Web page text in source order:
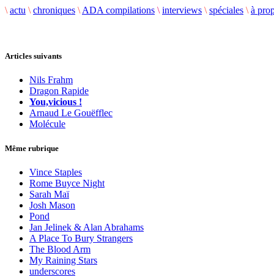
\ actu \ chroniques \ ADA compilations \ interviews \ spéciales \ à
Articles suivants
Nils Frahm
Dragon Rapide
You,vicious !
Arnaud Le Gouëfflec
Molécule
Même rubrique
Vince Staples
Rome Buyce Night
Sarah Maï
Josh Mason
Pond
Jan Jelinek & Alan Abrahams
A Place To Bury Strangers
The Blood Arm
My Raining Stars
underscores